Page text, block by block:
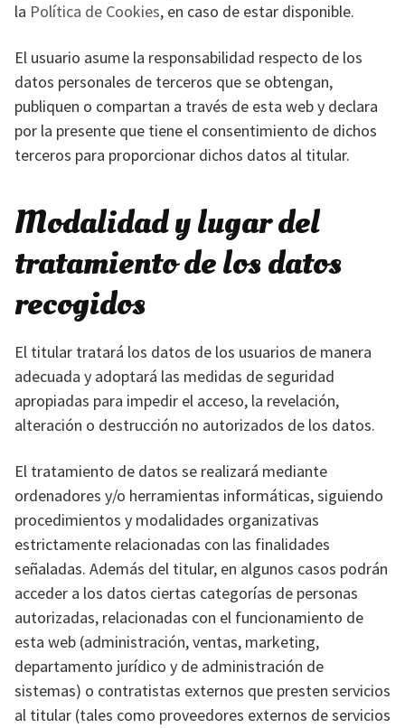
la Política de Cookies, en caso de estar disponible.
El usuario asume la responsabilidad respecto de los
datos personales de terceros que se obtengan,
publiquen o compartan a través de esta web y declara
por la presente que tiene el consentimiento de dichos
terceros para proporcionar dichos datos al titular.
Modalidad y lugar del
tratamiento de los datos
recogidos
El titular tratará los datos de los usuarios de manera
adecuada y adoptará las medidas de seguridad
apropiadas para impedir el acceso, la revelación,
alteración o destrucción no autorizados de los datos.
El tratamiento de datos se realizará mediante
ordenadores y/o herramientas informáticas, siguiendo
procedimientos y modalidades organizativas
estrictamente relacionadas con las finalidades
señaladas. Además del titular, en algunos casos podrán
acceder a los datos ciertas categorías de personas
autorizadas, relacionadas con el funcionamiento de
esta web (administración, ventas, marketing,
departamento jurídico y de administración de
sistemas) o contratistas externos que presten servicios
al titular (tales como proveedores externos de servicios